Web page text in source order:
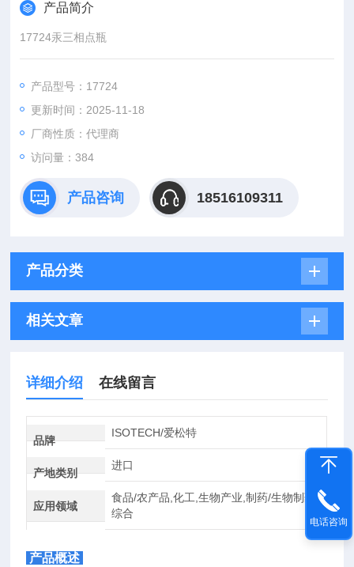
产品简介
17724汞三相点瓶
产品型号：17724
更新时间：2025-11-18
厂商性质：代理商
访问量：384
产品咨询 18516109311
产品分类
相关文章
详细介绍 在线留言
品牌
ISOTECH/爱松特
产地类别
进口
应用领域
食品/农产品,化工,生物产业,制药/生物制药,
综合
产品概述
电话咨询